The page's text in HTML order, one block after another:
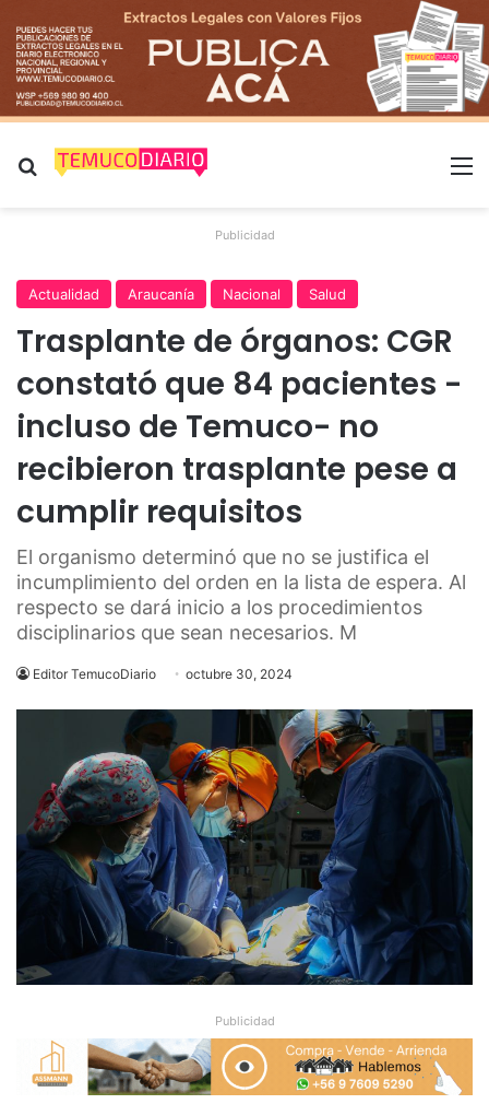
Buscar por
Publicidad
Actualidad Araucanía Nacional Salud
Trasplante de órganos: CGR
constató que 84 pacientes -
incluso de Temuco- no
recibieron trasplante pese a
cumplir requisitos
El organismo determinó que no se justifica el
incumplimiento del orden en la lista de espera. Al
respecto se dará inicio a los procedimientos
disciplinarios que sean necesarios. M
Editor TemucoDiario octubre 30, 2024
Publicidad